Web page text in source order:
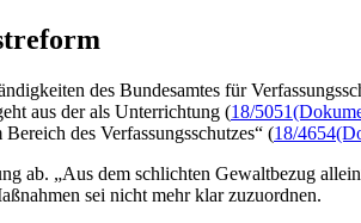
des Bundesamtes für
aus der als Unterrichtung (18/5051
des Verfassungsschutzes“ (18/4654
ab. „Aus dem schlichten Gewaltbezug
sei nicht mehr klar zuzuordnen.